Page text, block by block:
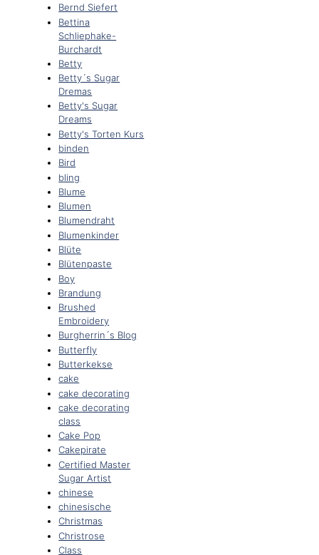
Bernd Siefert
Bettina
Schliephake-
Burchardt
Betty
Betty´s Sugar
Dremas
Betty's Sugar
Dreams
Betty's Torten Kurs
binden
Bird
bling
Blume
Blumen
Blumendraht
Blumenkinder
Blüte
Blütenpaste
Boy
Brandung
Brushed
Embroidery
Burgherrin´s Blog
Butterfly
Butterkekse
cake
cake decorating
cake decorating
class
Cake Pop
Cakepirate
Certified Master
Sugar Artist
chinese
chinesische
Christmas
Christrose
Class